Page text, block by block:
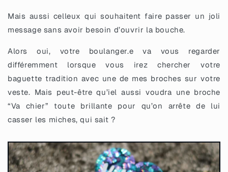
Mais aussi celleux qui souhaitent faire passer un joli
message sans avoir besoin d’ouvrir la bouche.
Alors oui, votre boulanger.e va vous regarder
différemment lorsque vous irez chercher votre
baguette tradition avec une de mes broches sur votre
veste. Mais peut-être qu’iel aussi voudra une broche
“Va chier” toute brillante pour qu’on arrête de lui
casser les miches, qui sait ?